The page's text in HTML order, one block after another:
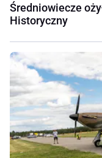
Średniowiecze
Historyczny